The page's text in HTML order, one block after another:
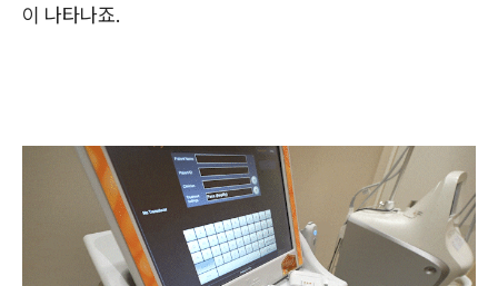
이 나타나죠.